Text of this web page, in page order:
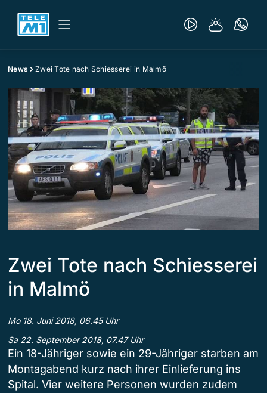
News Zwei Tote nach Schiesserei in Malmö
Zwei Tote nach Schiesserei
in Malmö
Mo 18. Juni 2018, 06.45 Uhr
Sa 22. September 2018, 07.47 Uhr
Ein 18-Jähriger sowie ein 29-Jähriger starben am
Montagabend kurz nach ihrer Einlieferung ins
Spital. Vier weitere Personen wurden zudem